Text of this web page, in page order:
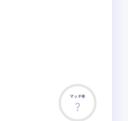
マッチ率